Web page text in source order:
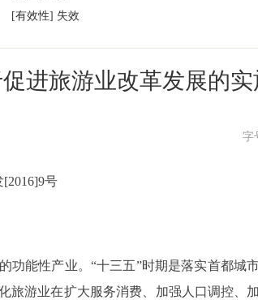
[有效性] 失效
进旅游业改革发展的
字
[2016]9号
能性产业。“十三五”时期是落实首都城
游业在扩大服务消费、加强人口调控、